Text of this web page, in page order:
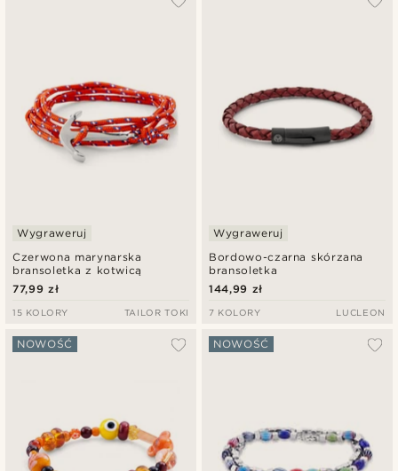
Czerwona marynarska
bransoletka z kotwicą
Wygraweruj
77,99 zł
15 KOLORY TAILOR TOKI
Bordowo-czarna skórzana
bransoletka
Wygraweruj
144,99 zł
7 KOLORY LUCLEON
NOWOŚĆ NOWOŚĆ